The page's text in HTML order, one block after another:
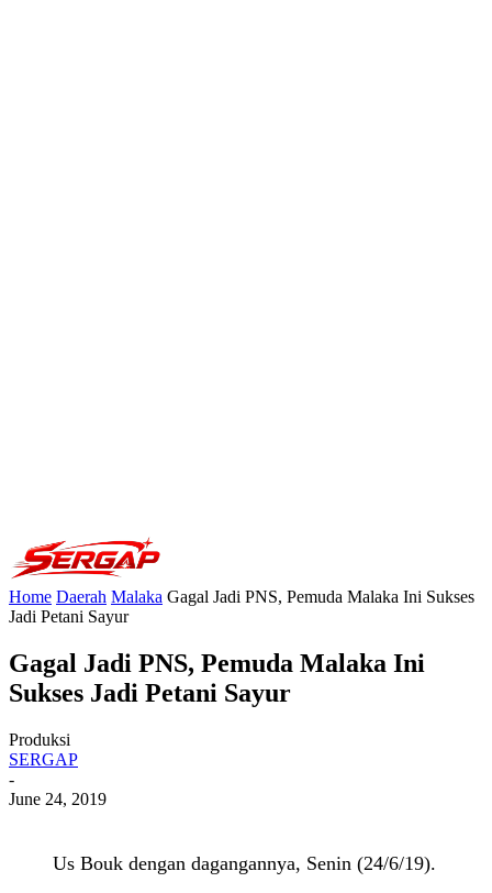
Home Daerah Malaka Gagal Jadi PNS, Pemuda Malaka Ini Sukses
Jadi Petani Sayur
Gagal Jadi PNS, Pemuda Malaka Ini
Sukses Jadi Petani Sayur
Produksi
SERGAP
-
June 24, 2019
Us Bouk dengan dagangannya, Senin (24/6/19).